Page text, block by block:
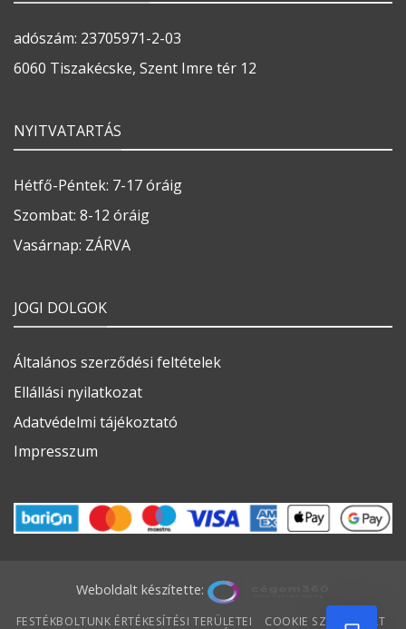
adószám: 23705971-2-03
6060 Tiszakécske, Szent Imre tér 12
NYITVATARTÁS
Hétfő-Péntek: 7-17 óráig
Szombat: 8-12 óráig
Vasárnap: ZÁRVA
JOGI DOLGOK
Általános szerződési feltételek
Ellállási nyilatkozat
Adatvédelmi tájékoztató
Impresszum
Weboldalt készítette:
FESTÉKBOLTUNK ÉRTÉKESÍTÉSI TERÜLETEI
COOKIE SZABÁLYZAT